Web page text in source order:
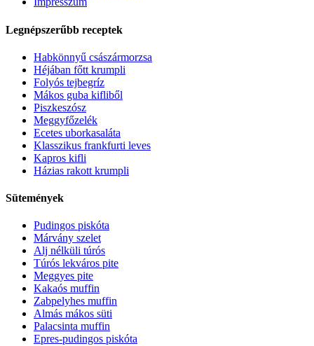
Legnépszerűbb receptek
Habkönnyű császármorzsa
Héjában főtt krumpli
Folyós tejbegríz
Mákos guba kifliből
Piszkeszósz
Meggyfőzelék
Ecetes uborkasaláta
Klasszikus frankfurti leves
Kapros kifli
Házias rakott krumpli
Sütemények
Pudingos piskóta
Márvány szelet
Alj nélküli túrós
Túrós lekváros pite
Meggyes pite
Kakaós muffin
Zabpelyhes muffin
Almás mákos süti
Palacsinta muffin
Epres-pudingos piskóta